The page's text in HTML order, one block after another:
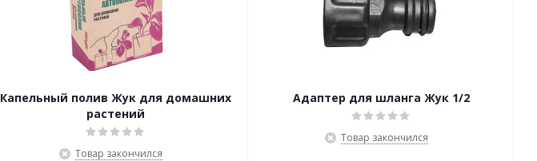
Капельный полив Жук для домашних
растений
Товар закончился
Адаптер для шланга Жук 1/2
Товар закончился